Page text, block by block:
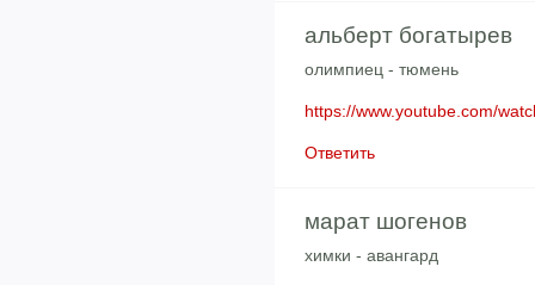
альберт богатырев
олимпиец - тюмень
https://www.youtube.com/
Ответить
марат шогенов
химки - авангард